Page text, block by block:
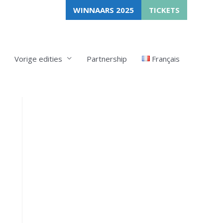
WINNAARS 2025 TICKETS
Vorige edities Partnership Français